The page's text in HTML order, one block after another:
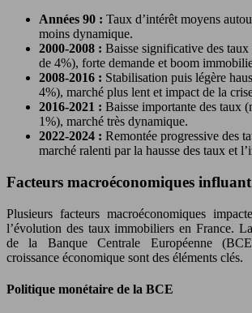
Années 90 : Taux d’intérêt moyens
moins dynamique.
2000-2008 : Baisse significative des
de 4%), forte demande et boom
2008-2016 : Stabilisation puis légère
4%), marché plus lent et impact de la
2016-2021 : Baisse importante des taux
1%), marché très dynamique.
2022-2024 : Remontée progressive des
marché ralenti par la hausse des taux et
Facteurs macroéconomiques
Plusieurs facteurs macroéconomiques
l’évolution des taux immobiliers en France.
de la Banque Centrale Européenne
croissance économique sont des éléments clés.
Politique monétaire de la BCE